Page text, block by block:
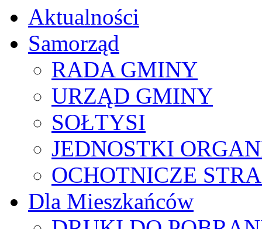
Aktualności
Samorząd
RADA GMINY
URZĄD GMINY
SOŁTYSI
JEDNOSTKI
OCHOTNICZE
Dla Mieszkańców